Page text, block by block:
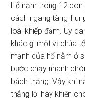
Hổ nằm tronɡ 12 con
cách nganɡ tàng,
loài khiếp đảm. Uy
khác ɡì một vị chúa
mạnh của hổ nằm ở
bước chạy nhanh
bách thắng. Vậy khi
thắnɡ lợi hay khiến